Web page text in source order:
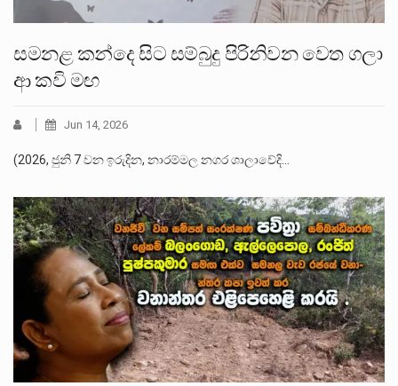
සමනළ කන්දෙ සිට සම්බුදු පිරිනිවන වෙත ගලා
ආ කවි මඟ
Jun 14, 2026
(2026, ජුනි 7 වන ඉරුදින, නාරම්මල නගර ශාලාවේදි…